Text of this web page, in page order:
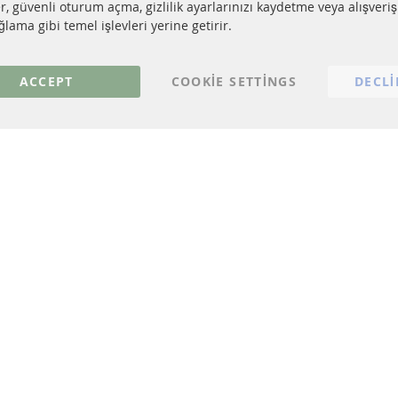
(KAT)
güvenli oturum açma, gizlilik ayarlarınızı kaydetme veya
gibi temel işlevleri yerine getirir.
ACCEPT COOKIE SETTINGS